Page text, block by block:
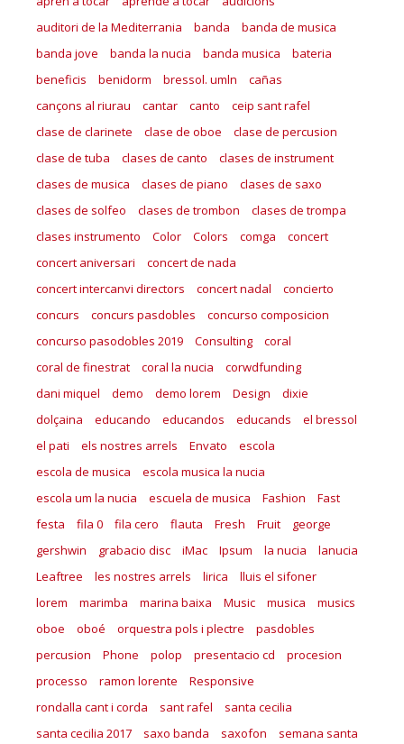
auditori de la Mediterrania
banda
banda de musica
banda jove
banda la nucia banda musica
bateria
beneficis
benidorm bressol. umln
cañas
cançons al riurau
cantar canto
ceip sant rafel
clase de clarinete
clase de oboe
clase de percusion
clase de tuba
clases de canto
clases de instrument
clases de musica
clases de piano
clases de saxo
clases de solfeo
clases de trombon
clases de trompa
clases instrumento
Color Colors comga
concert
concert aniversari
concert de nada
concert intercanvi directors
concert nadal
concierto
concurs
concurs pasdobles
concurso composicion
concurso pasodobles 2019
Consulting
coral
coral de finestrat
coral la nucia
corwdfunding
dani miquel
demo demo lorem Design
dixie
dolçaina
educando educandos educands
el bressol
el pati
els nostres arrels Envato
escola
escola de musica
escola musica la nucia
escola um la nucia
escuela de musica Fashion
Fast
festa
fila 0 fila cero flauta Fresh Fruit
george
gershwin
grabacio disc iMac Ipsum la nucia
lanucia
Leaftree
les nostres arrels lirica
lluis el sifoner
lorem
marimba marina baixa Music musica
musics
oboe
oboé orquestra pols i plectre
pasdobles
percusion
Phone polop presentacio cd
procesion
processo
ramon lorente
Responsive
rondalla cant i corda
sant rafel
santa cecilia
santa cecilia 2017
saxo banda saxofon
semana santa